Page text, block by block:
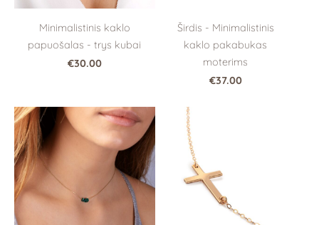
Minimalistinis kaklo
papuošalas - trys kubai
€30.00
Širdis - Minimalistinis
kaklo pakabukas
moterims
€37.00